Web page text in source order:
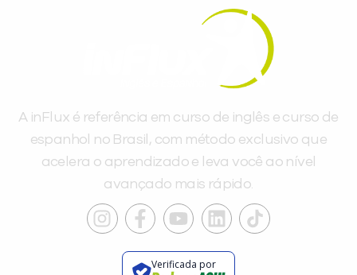
A inFlux é referência em curso de inglês e curso de
espanhol no Brasil, com método exclusivo que
acelera o aprendizado e leva você ao nível
avançado mais rápido.
Verificada por